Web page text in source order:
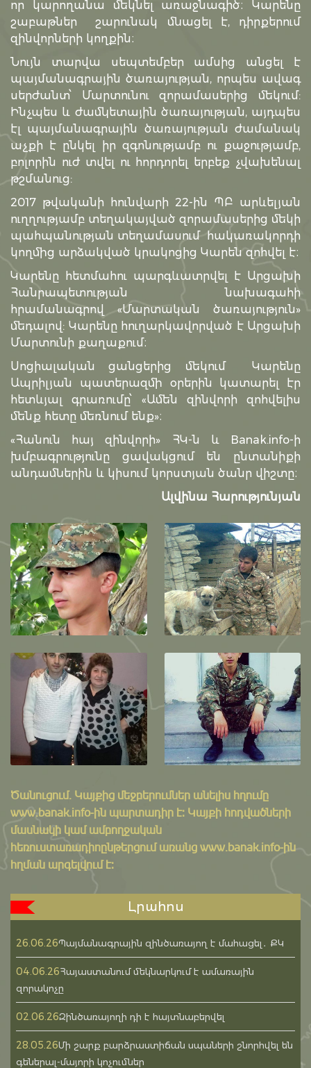
որ կարողանա մեկնել առաջնագիծ։ Կարենը
շաբաթներ շարունակ մնացել է, դիրքերում
զինվորների կողքին։
Նույն տարվա սեպտեմբեր ամսից անցել է
պայմանագրային ծառայության, որպես ավագ
սերժանտ՝ Մարտունու զորամասերից մեկում:
Ինչպես և ժամկետային ծառայության, այդպես
էլ պայմանագրային ծառայության ժամանակ
աչքի է ընկել իր զգոնությամբ ու քաջությամբ,
բոլորին ուժ տվել ու հորդորել երբեք չվախենալ
թշմանուց:
2017 թվականի հունվարի 22-ին ՊԲ արևելյան
ուղղությամբ տեղակայված զորամասերից մեկի
պահպանության տեղամասում հակառակորդի
կողմից արձակված կրակոցից Կարեն զոհվել է։
Կարենը հետմահու պարգևատրվել է Արցախի
Հանրապետության նախագահի
հրամանագրով «Մարտական ծառայություն»
մեդալով: Կարենը հուղարկավորված է Արցախի
Մարտունի քաղաքում։
Սոցիալական ցանցերից մեկում Կարենը
Ապրիլյան պատերազմի օրերին կատարել էր
հետևյալ գրառումը՝ «Ամեն զինվորի զոհվելիս
մենք հետը մեռնում ենք»։
«Հանուն հայ զինվորի» ՀԿ-ն և Banak.info-ի
խմբագրությունը ցավակցում են ընտանիքի
անդամներին և կիսում կորստյան ծանր վիշտը։
Ալվինա Հարությունյան
Ծանուցում․ Կայքից մեջբերումներ անելիս հղումը
www.banak.info-ին պարտադիր է: Կայքի հոդվածների
մասնակի կամ ամբողջական
հեռուստառադիոընթերցում առանց www.banak.info-ին
հղման արգելվում է:
Լրահոս
26.06.26Պայմանագրային զինծառայող է մահացել․ ՔԿ
04.06.26Հայաստանում մեկնարկում է ամառային
զորակոչը
02.06.26Զինծառայողի դի է հայտնաբերվել
28.05.26Մի շարք բարձրաստիճան սպաների շնորհվել են
գեներալ-մայորի կոչումներ